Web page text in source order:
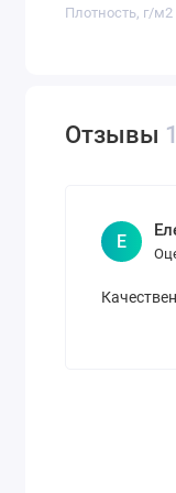
Плотность, г/м2
Отзывы 1
Е